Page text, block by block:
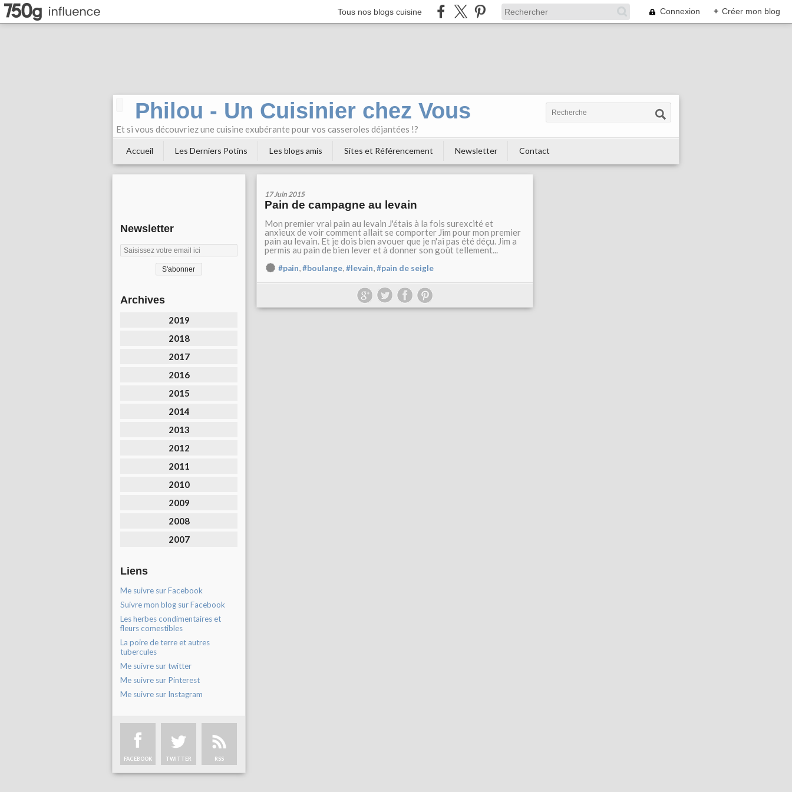
Tous nos blogs cuisine Connexion + Créer mon blog
Philou - Un Cuisinier chez Vous
Et si vous découvriez une cuisine exubérante pour vos casseroles déjantées !?
Accueil Les Derniers Potins Les blogs amis Sites et Référencement Newsletter Contact
Newsletter
Archives
2019
2018
2017
2016
2015
2014
2013
2012
2011
2010
2009
2008
2007
Liens
Me suivre sur Facebook
Suivre mon blog sur Facebook
Les herbes condimentaires et
fleurs comestibles
La poire de terre et autres
tubercules
Me suivre sur twitter
Me suivre sur Pinterest
Me suivre sur Instagram
FACEBOOK TWITTER RSS
17 Juin 2015
Pain de campagne au levain
Mon premier vrai pain au levain J'étais à la fois surexcité et
anxieux de voir comment allait se comporter Jim pour mon premier
pain au levain. Et je dois bien avouer que je n'ai pas été déçu. Jim a
permis au pain de bien lever et à donner son goût tellement...
#pain,#boulange,#levain,#pain de seigle